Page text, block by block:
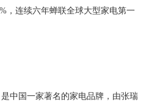
，连续六年蝉联全球大型家电第一
中国一家著名的家电品牌，由张瑞